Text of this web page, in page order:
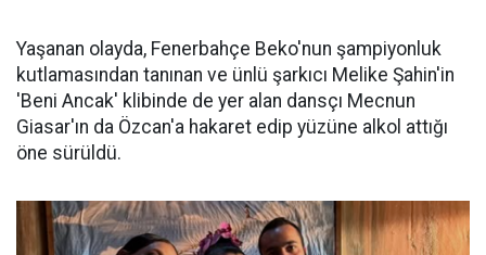
Yaşanan olayda, Fenerbahçe Beko'nun şampiyonluk
kutlamasından tanınan ve ünlü şarkıcı Melike Şahin'in
'Beni Ancak' klibinde de yer alan dansçı Mecnun
Giasar'ın da Özcan'a hakaret edip yüzüne alkol attığı
öne sürüldü.